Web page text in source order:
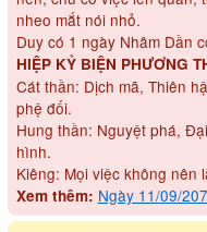
nheo mắt nói nhỏ.
Duy có 1 ngày Nhâm Dần
HIỆP KỶ BIỆN PHƯƠNG
Cát thần: Dịch mã, Thiên
phệ đối.
Hung thần: Nguyệt phá,
hình.
Kiêng: Mọi việc không nên
Xem thêm: Ngày 11/09/